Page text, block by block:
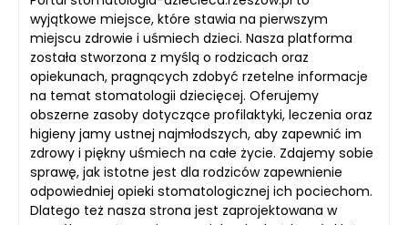
wyjątkowe miejsce, które stawia na pierwszym
miejscu zdrowie i uśmiech dzieci. Nasza platforma
została stworzona z myślą o rodzicach oraz
opiekunach, pragnących zdobyć rzetelne informacje
na temat stomatologii dziecięcej. Oferujemy
obszerne zasoby dotyczące profilaktyki, leczenia oraz
higieny jamy ustnej najmłodszych, aby zapewnić im
zdrowy i piękny uśmiech na całe życie. Zdajemy sobie
sprawę, jak istotne jest dla rodziców zapewnienie
odpowiedniej opieki stomatologicznej ich pociechom.
Dlatego też nasza strona jest zaprojektowana w